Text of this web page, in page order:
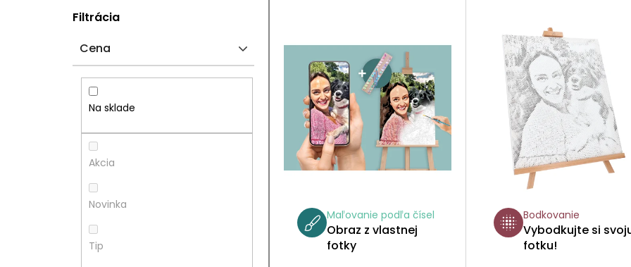
Č
Filtrácia
Cena
Na sklade
Akcia
Novinka
Tip
Ý
Maľovanie podľa čísel
Obraz z vlastnej
fotky
Bodkovanie
Vybodkujte si
fotku!